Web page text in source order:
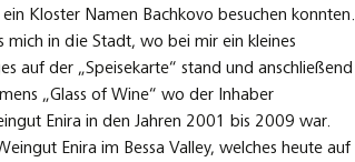
Kloster Namen Bachkovo besuchen konnten.
in die Stadt, wo bei mir ein kleines
auf der „Speisekarte“ stand und anschließend
„Glass of Wine“ wo der Inhaber
Enira in den Jahren 2001 bis 2009 war.
Enira im Bessa Valley, welches heute auf